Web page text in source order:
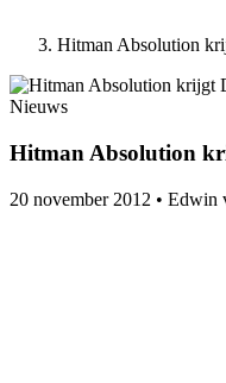
Hitman Absolution
Nieuws
Hitman Absolution
20 november 2012 • Edwin